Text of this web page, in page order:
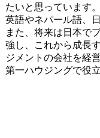
たいと思っています。
英語やネパール語、
また、将来は日本で
強し、これから成⻑
ジメントの会社を経
第一ハウジングで役